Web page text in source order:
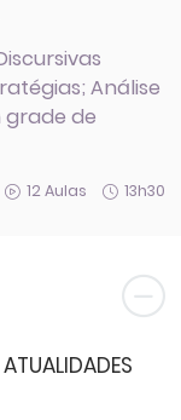
Análise
grade de
12 Aulas 13h30